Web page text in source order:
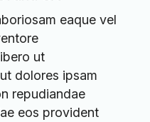
eaque vel
ut
dolores ipsam
repudiandae
eos provident